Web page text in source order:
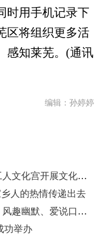
时用手机记录下
区将组织更多活
感知莱芜。(通讯
编辑：孙婷婷
伊朗工人之家代表团到济南市市中区工人文化宫开展文化交流活动
人的热情传递出去
山东援疆名师的个人魅力：认真严格、风趣幽默、爱说口头禅
功举办